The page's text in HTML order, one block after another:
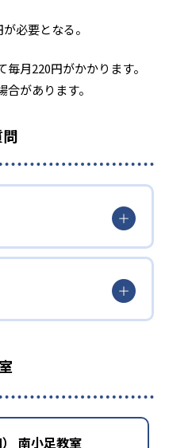
必要となる。
月220円がかかります。
があります。
南小足教室